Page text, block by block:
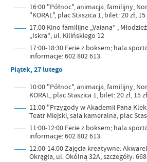
16:00 "Północ", animacja, familijny,
"KORAL", plac Staszica 1, bilet: 20 zł,
17:00 Kino familijne „Vaiana” ;
„Iskra”; ul. Kilińskiego 12
17:00-18:30 Ferie z boksem; hala
informacje: 602 802 613
Piątek, 27 lutego
10:00 "Północ", animacja, familijny,
KORAL, plac Staszica 1, bilet: 20 zł, 15
11:00 "Przygody w Akademii Pana
Teatr Miejski, sala kameralna, plac
11:00-12:00 Ferie z boksem; hala
informacje: 602 802 613
12:00-14:00 Zajęcia kreatywne:
Okrągła, ul. Okólną 32A, szczegóły: